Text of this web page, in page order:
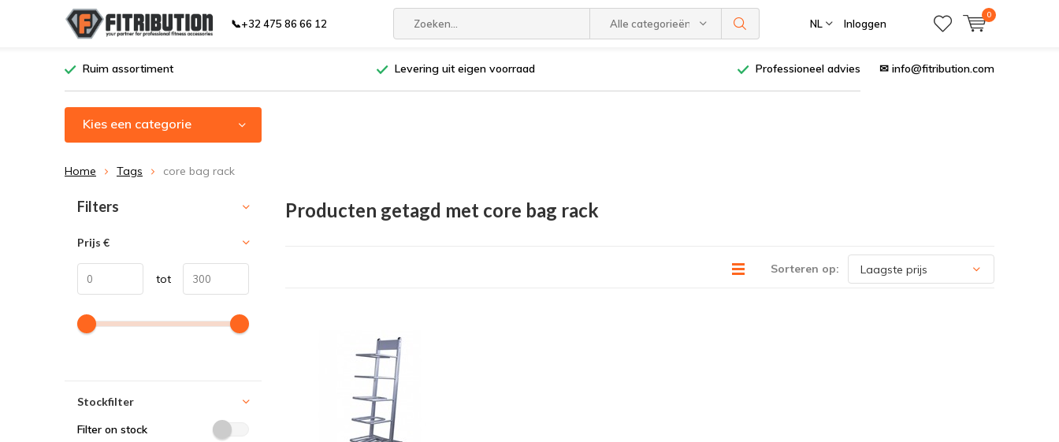
📞+32 475 86 66 12 Alle categorieën NL Inloggen
0
Ruim assortiment Levering uit eigen voorraad Professioneel advies ✉ info@fitribution.com
Kies een categorie
Home Tags core bag rack
Producten getagd met core bag rack
Sorteren op:
Sorteren op:
Filters
Prijs €
tot
Stockfilter
Filter on stock